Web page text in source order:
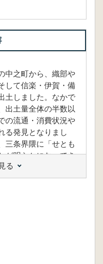
中之町から、織部や
して信楽・伊賀・備
土しました。なかで
出土量全体の半数以
の流通・消費状況や
る発見となりまし
三条界隈に「せとも
が明らかになってき
ら江戸初期にかけ
相、特に茶道具に視
てきたものと出土し
茶の湯の様相の一端
内文より)
る